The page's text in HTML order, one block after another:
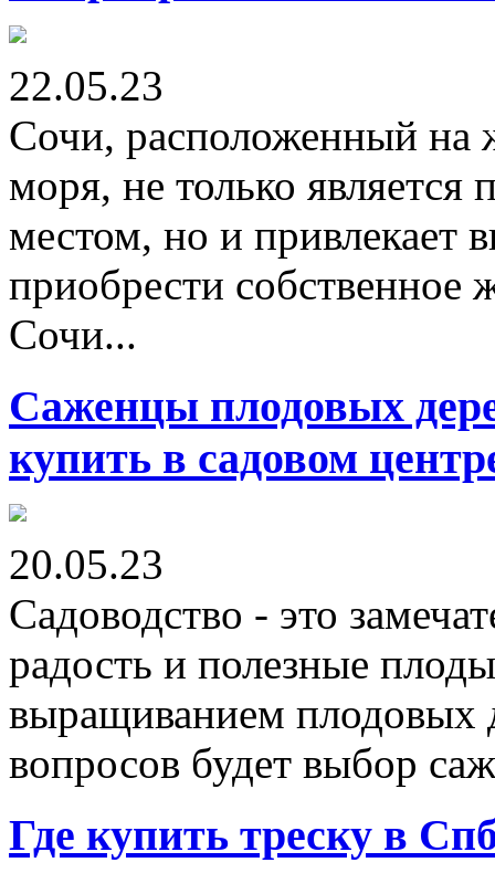
22.05.23
Сочи, расположенный на
моря, не только
местом, но и привлекает
приобрести собственное
Сочи...
Саженцы плодовых
купить в садовом
20.05.23
Садоводство - это
радость и полезные
выращиванием плодовых
вопросов будет выбор
Где купить треску в